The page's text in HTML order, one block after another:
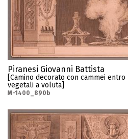
Piranesi Giovanni Battista
[Camino decorato con cammei
vegetali a voluta]
M-1400_890b